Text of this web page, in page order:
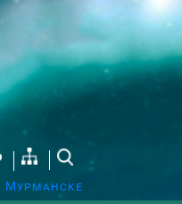
Мурманске